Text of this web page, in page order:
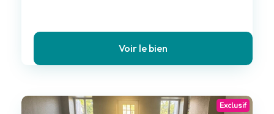
Voir le bien
Exclusif